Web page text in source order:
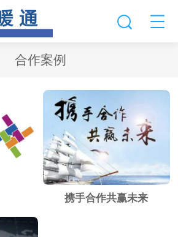
合作案例
携手合作共赢未来